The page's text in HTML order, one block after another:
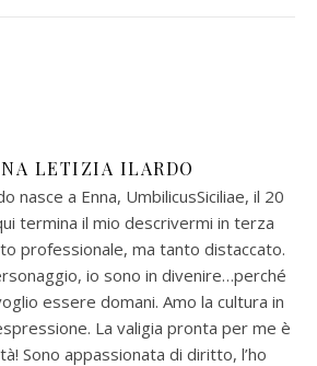
LETIZIA ILARDO
nasce a Enna, UmbilicusSiciliae, il 20
termina il mio descrivermi in terza
professionale, ma tanto distaccato.
io sono in divenire…perché
essere domani. Amo la cultura in
La valigia pronta per me è
Sono appassionata di diritto, l’ho